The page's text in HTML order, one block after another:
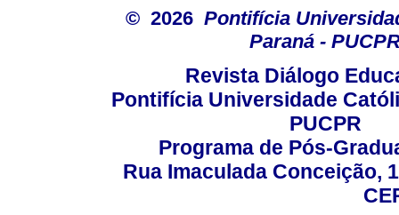
© 2026 Pontifícia
Paraná -
Revista Diálogo
Pontifícia Universidade
PUCPR
Programa de Pós-
Rua Imaculada Conceição,